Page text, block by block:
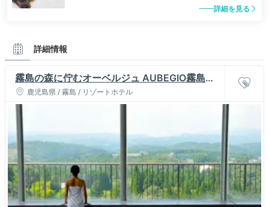
詳細を見る
詳細情報
霧島の森に佇むオーベルジュ AUBEGIO霧島観
光ホテル
鹿児島県 / 霧島 / リゾートホテル